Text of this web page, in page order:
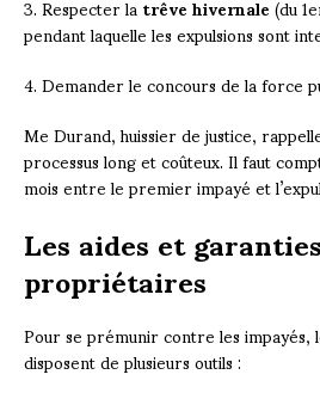
pendant laquelle les expulsions sont
4. Demander le concours de la force
Me Durand, huissier de justice,
processus long et coûteux. Il faut
mois entre le premier impayé et
Les aides et
propriétaires
Pour se prémunir contre les
disposent de plusieurs outils :